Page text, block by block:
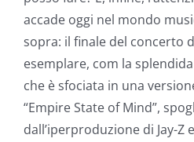
accade oggi nel mondo
sopra: il finale del concerto
esemplare, com la splendida
che è sfociata in una
“Empire State of Mind”,
dall’iperproduzione di Jay-Z